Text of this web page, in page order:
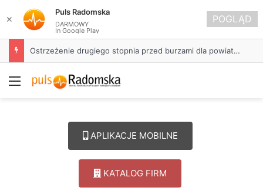
Ostrzeżenie drugiego stopnia przed burzami dla powiatu radomszczańskiego
Menu
APLIKACJE MOBILNE
KATALOG FIRM
✕
Puls Radomska
DARMOWY
In Google Play
POGLĄD